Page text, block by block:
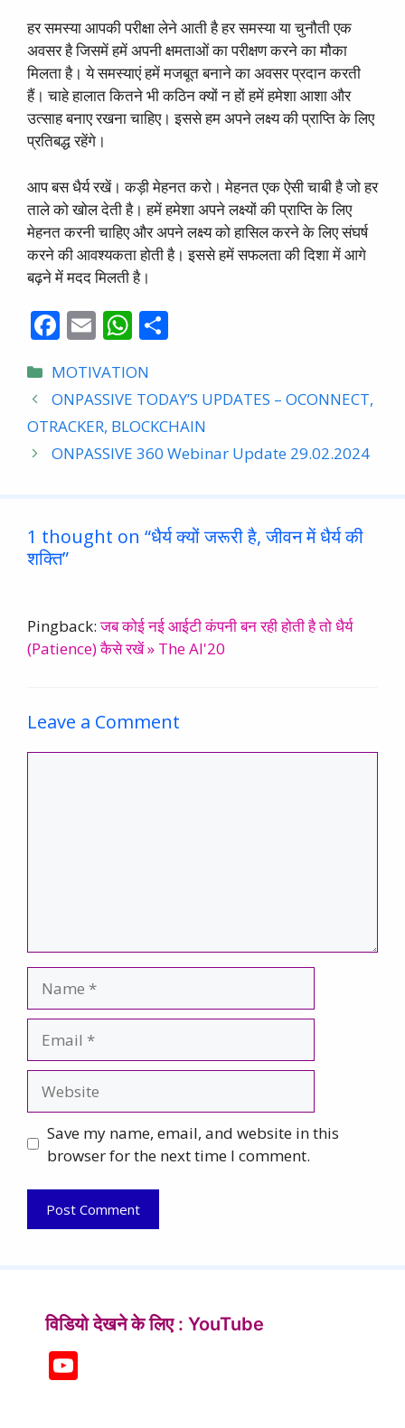
हर समस्या आपकी परीक्षा लेने आती है हर समस्या या चुनौती एक
अवसर है जिसमें हमें अपनी क्षमताओं का परीक्षण करने का मौका
मिलता है। ये समस्याएं हमें मजबूत बनाने का अवसर प्रदान करती
हैं। चाहे हालात कितने भी कठिन क्यों न हों हमें हमेशा आशा और
उत्साह बनाए रखना चाहिए। इससे हम अपने लक्ष्य की प्राप्ति के लिए
प्रतिबद्ध रहेंगे।
आप बस धैर्य रखें। कड़ी मेहनत करो। मेहनत एक ऐसी चाबी है जो हर
ताले को खोल देती है। हमें हमेशा अपने लक्ष्यों की प्राप्ति के लिए
मेहनत करनी चाहिए और अपने लक्ष्य को हासिल करने के लिए संघर्ष
करने की आवश्यकता होती है। इससे हमें सफलता की दिशा में आगे
बढ़ने में मदद मिलती है।
F
e
b
o
o
E
ai
l
W
at
s
A
p
e
Categories
MOTIVATION
ONPASSIVE TODAY’S UPDATES – OCONNECT,
OTRACKER, BLOCKCHAIN
ONPASSIVE 360 Webinar Update 29.02.2024
1 thought on “धैर्य क्यों जरूरी है, जीवन में धैर्य की
शक्ति”
Pingback:जब कोई नई आईटी कंपनी बन रही होती है तो धैर्य
(Patience) कैसे रखें » The AI'20
Leave a Comment
Save my name, email, and website in this
browser for the next time I comment.
विडियो देखने के लिए : YouTube